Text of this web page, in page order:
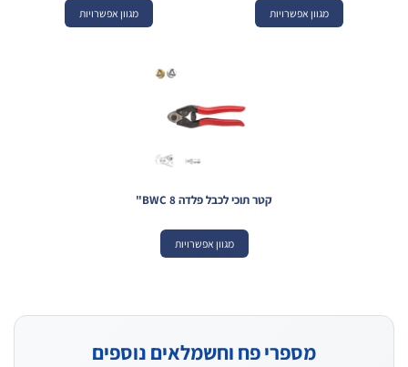
מגוון אפשרויות מגוון אפשרויות
קטר תוכי לכבל פלדה BWC 8"
מגוון אפשרויות
מספרי פח וחשמלאים נוספים